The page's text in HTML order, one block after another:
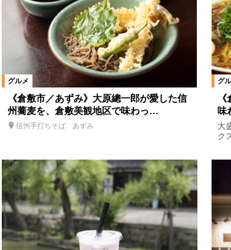
グルメ
《倉敷市／あずみ》大原總一郎が愛した信
州蕎麦を、倉敷美観地区で味わっ…
信州手打ちそば あずみ
グ
味
大
ク